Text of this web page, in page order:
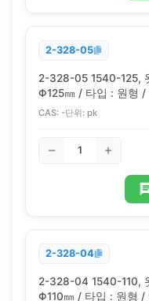
2-328-05
2-328-05 1540-125,
Φ125㎜ / 타입 : 원형 /
CAS: -단위: pk
2-328-04
2-328-04 1540-110,
Φ110㎜ / 타입 : 원형 /